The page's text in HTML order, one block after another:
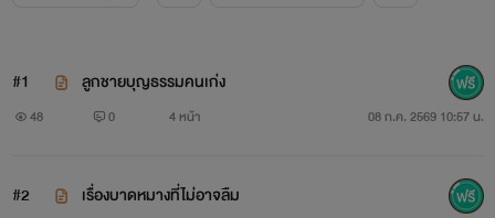
#1 ลูกชายบุญธรรมคนเก่ง
48 0 4 หน้า 08 ก.ค. 2569 10:57 น.
#2 เรื่องบาดหมางที่ไม่อาจลืม